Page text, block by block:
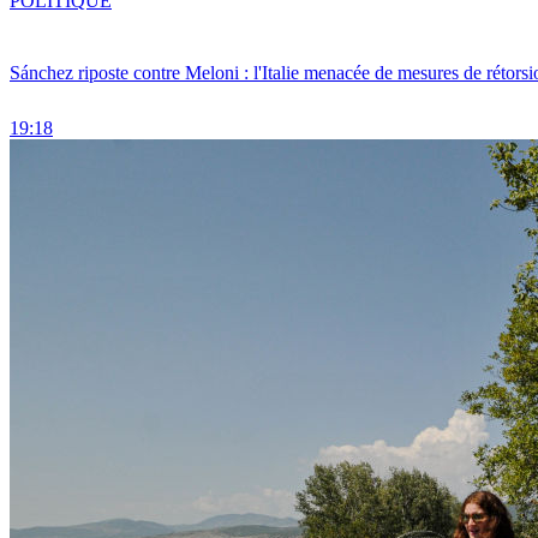
Sánchez riposte contre Meloni : l'Italie menacée de mesures de
19:18